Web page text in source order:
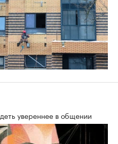
увереннее в общении